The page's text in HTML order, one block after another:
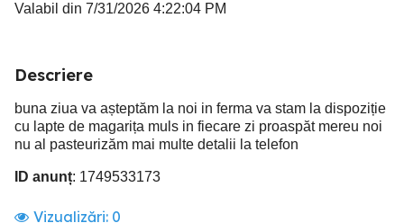
Valabil din 7/31/2026 4:22:04 PM
Descriere
buna ziua va așteptăm la noi in ferma va stam la dispoziție
cu lapte de magarița muls in fiecare zi proaspăt mereu noi
nu al pasteurizăm mai multe detalii la telefon
ID anunț: 1749533173
Vizualizări: 0